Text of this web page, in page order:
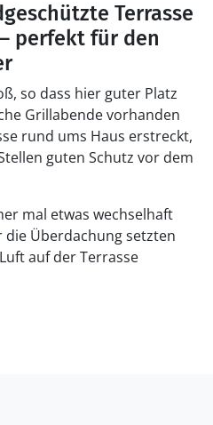
Terrasse
perfekt für den
so dass hier guter Platz
Grillabende vorhanden
rund ums Haus erstreckt,
guten Schutz vor dem
mal etwas wechselhaft
Überdachung setzten
auf der Terrasse